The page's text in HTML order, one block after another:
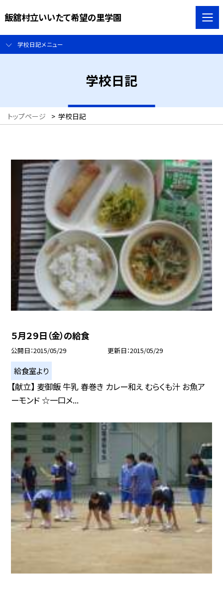
飯舘村立いいたて希望の里学園
学校日記メニュー
学校日記
トップページ > 学校日記
５月２９日（金）の給食
公開日 2015/05/29 更新日 2015/05/29
給食室より
【献立】 麦御飯 牛乳 春巻き カレー和え むらくも汁 お魚ア
ーモンド ☆一口メ...